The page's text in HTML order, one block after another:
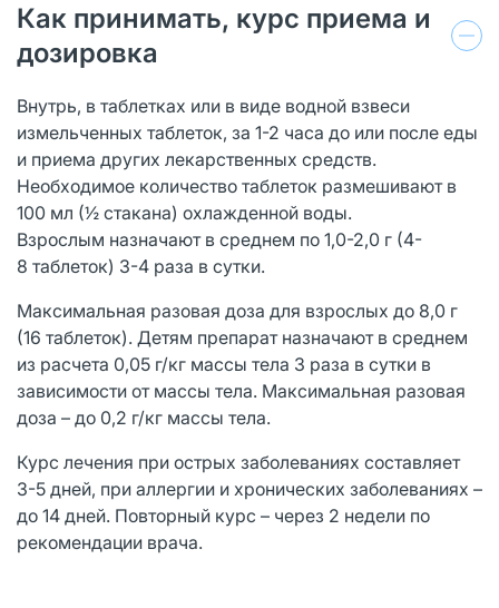
Как принимать, курс приема и
дозировка
Внутрь, в таблетках или в виде водной взвеси
измельченных таблеток, за 1-2 часа до или после еды
и приема других лекарственных средств.
Необходимое количество таблеток размешивают в
100 мл (½ стакана) охлажденной воды.
Взрослым назначают в среднем по 1,0-2,0 г (4-
8 таблеток) 3-4 раза в сутки.
Максимальная разовая доза для взрослых до 8,0 г
(16 таблеток). Детям препарат назначают в среднем
из расчета 0,05 г/кг массы тела 3 раза в сутки в
зависимости от массы тела. Максимальная разовая
доза – до 0,2 г/кг массы тела.
Курс лечения при острых заболеваниях составляет
3-5 дней, при аллергии и хронических заболеваниях –
до 14 дней. Повторный курс – через 2 недели по
рекомендации врача.